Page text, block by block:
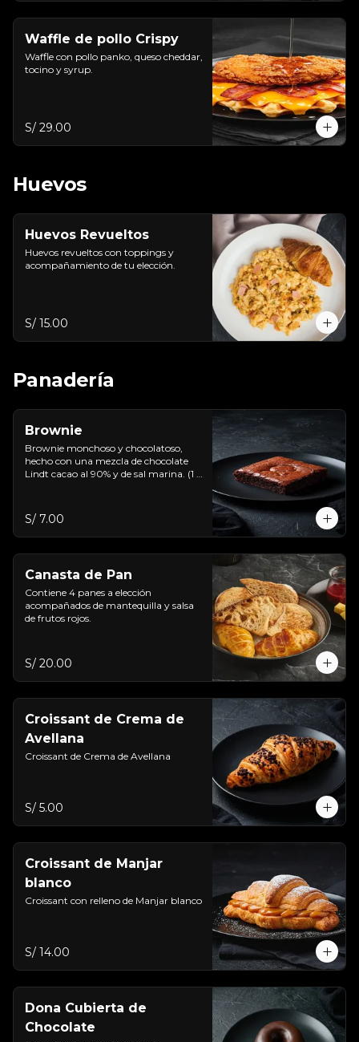
Waffle de pollo Crispy
Waffle con pollo panko, queso cheddar,
tocino y syrup.
S/ 29.00
Huevos
Huevos Revueltos
Huevos revueltos con toppings y
acompañamiento de tu elección.
S/ 15.00
Panadería
Brownie
Brownie monchoso y chocolatoso,
hecho con una mezcla de chocolate
Lindt cacao al 90% y de sal marina. (1
S/ 7.00
Canasta de Pan
Contiene 4 panes a elección
acompañados de mantequilla y salsa
de frutos rojos.
S/ 20.00
Croissant de Crema de
Avellana
Croissant de Crema de Avellana
S/ 5.00
Croissant de Manjar
blanco
Croissant con relleno de Manjar blanco
S/ 14.00
Dona Cubierta de
Chocolate